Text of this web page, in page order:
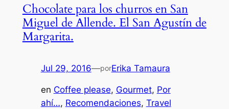
Chocolate para los churros en San
Miguel de Allende. El San Agustín de
Margarita.
Jul 29, 2016—porErika Tamaura
en Coffee please, Gourmet, Por
ahí…, Recomendaciones, Travel